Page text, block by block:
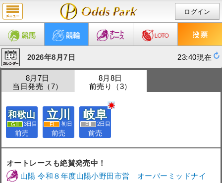
ログイン
2026年8月7日 23:40現在
8月7日
当日発売（7）
8月8日
前売り（3）
和歌山
3日目
前売
立川
初日
前売
岐阜
2日目
前売
オートレースも絶賛発売中！
山陽 令和８年度山陽小野田市営 オーバーミッドナイ